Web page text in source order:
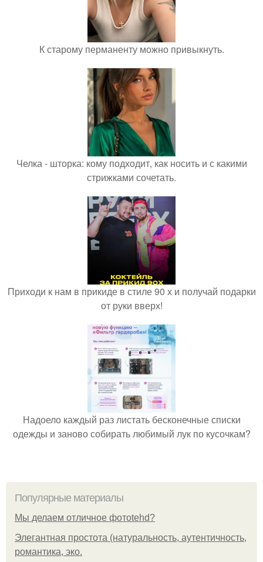
К старому перманенту можно привыкнуть.
Челка - шторка: кому подходит, как носить и с какими
стрижками сочетать.
Приходи к нам в прикиде в стиле 90 х и получай подарки
от руки вверх!
Надоело каждый раз листать бесконечные списки
одежды и заново собирать любимый лук по кусочкам?
Популярные материалы
Мы делаем отличное фотоtehd?
Элегантная простота (натуральность, аутентичность,
романтика, эко.